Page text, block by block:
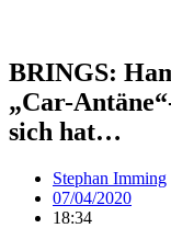
BRINGS:
„Car-
sich hat…
Stephan Imming
07/04/2020
18:34